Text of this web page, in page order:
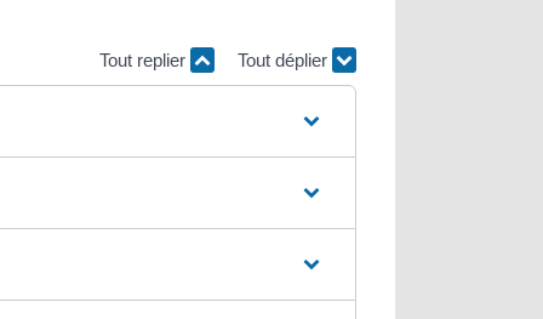
Tout replier Tout déplier